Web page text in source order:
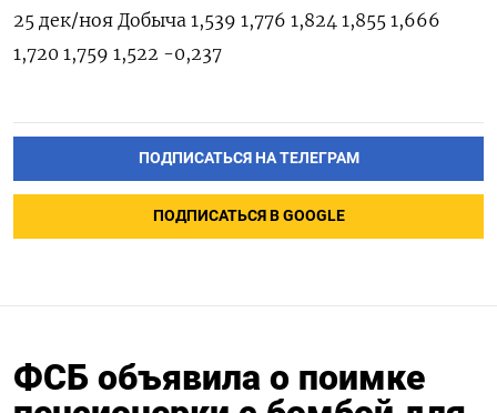
25 дек/⁠ноя Добыча 1,539 1,776 1,824 1,855 1,666
1,720 1,759 1,522 -0,237
ПОДПИСАТЬСЯ НА ТЕЛЕГРАМ
ПОДПИСАТЬСЯ В GOOGLE
ФСБ объявила о поимке